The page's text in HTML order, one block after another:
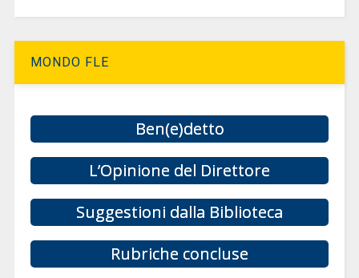
MONDO FLE
Ben(e)detto
L’Opinione del Direttore
Suggestioni dalla Biblioteca
Rubriche concluse